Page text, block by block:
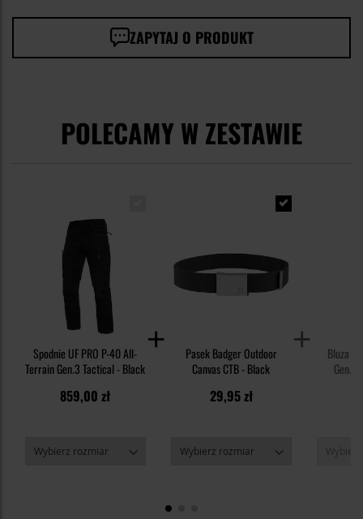
ZAPYTAJ O PRODUKT
POLECAMY W ZESTAWIE
Spodnie UF PRO P-40 All-
Terrain Gen.3 Tactical - Black
859,00 zł
Pasek Badger Outdoor
Canvas CTB - Black
29,95 zł
Bluza
Gen.3